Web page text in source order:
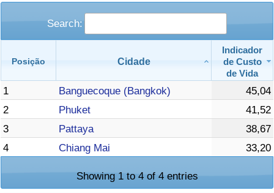
Search:
Posição Cidade
Indicador
de Custo
de Vida
1 Banguecoque (Bangkok)
45,04
2
Phuket
41,52
3
Pattaya
38,67
4
Chiang Mai 33,20
Showing 1 to 4 of 4 entries